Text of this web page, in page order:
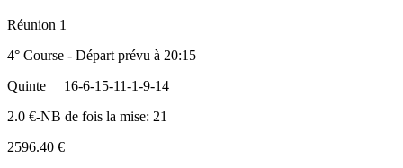
Réunion 1
4° Course - Départ prévu à 20:15
Quinte
16-6-15-11-1-9-14
2.0 €-NB de fois la mise: 21
2596.40 €